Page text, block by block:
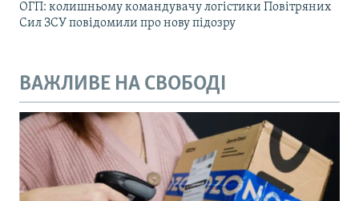
ОГП: колишньому командувачу логістики Повітряних
Сил ЗСУ повідомили про нову підозру
ВАЖЛИВЕ НА СВОБОДІ